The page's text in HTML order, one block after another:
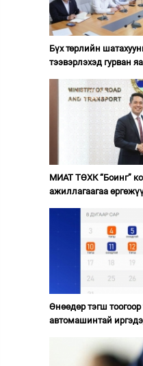
Бүх төрлийн
тээвэрлэхэд гурван
МИАТ ТӨХК “Боинг”
ажиллагаагаа
Өнөөдөр тэгш тоогоор
автомашинтай